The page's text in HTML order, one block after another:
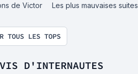
de Victor
Les plus mauvaises
TOUS LES TOPS
D'INTERNAUTES